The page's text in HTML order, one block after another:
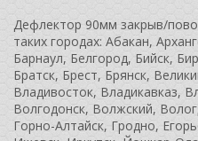
Дефлектор 90мм закрыв/
таких городах: Абакан,
Барнаул, Белгород, Бийск,
Братск, Брест, Брянск,
Владивосток, Владикавказ,
Волгодонск, Волжский,
Горно-Алтайск, Гродно,